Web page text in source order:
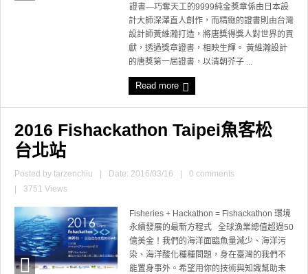
證書—巧奪天工的9999純金獎章係由日本設
計大師深澤直人創作，而精緻的證書則由台灣
設計師黃維瀚打造，將唐獎得獎人對世界的貢
獻，透過獎章證書，相映生輝。 黃維瀚設計
的唐獎第一屆證書，以清朝芥子 ...
Read more
2016 Fishackathon Taipei魚客松
台北站
Posted by tarzenchiu Date: 2016/03/16
0 comments
3751 Views
Fisheries + Hackathon = Fishackathon 環境
永續發展的最新方程式 全球漁業總值超過50
億美金！我們的海洋面臨魚量減少、海洋污
染、海洋酸化種種問題，身在臺灣的我們不
能置身事外。希望用你的技術與知識幫助未